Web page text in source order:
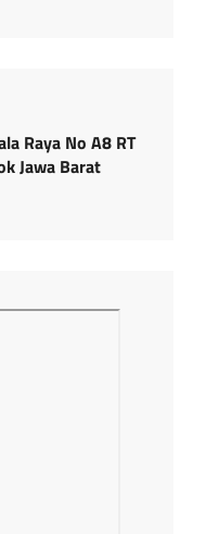
Raya No A8 RT
Jawa Barat